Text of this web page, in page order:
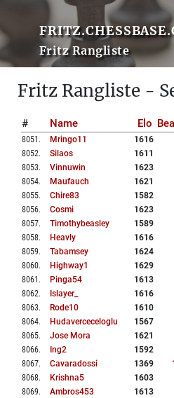
Fritz Rangliste
Fritz Rangliste -
# Name Elo
8051 . Mringo11 1616
8052. Silaos 1611
8053. Vinnuwin 1623
8054. Maufauch 1621
8055. Chire83 1582
8056. Cosmi 1623
8057. Timothybeasley 1589
8058. Heavly 1616
8059. Tabamsey 1624
8060. Highway1 1629
8061 . Pinga54 1613
8062. Islayer_ 1616
8063. Rode10 1610
8064. Hudaverceceloglu 1567
8065. Jose Mora 1621
8066. Ing2 1592
8067. Cavaradossi 1369
8068. Krishna5 1603
8069. Ambros453 1613